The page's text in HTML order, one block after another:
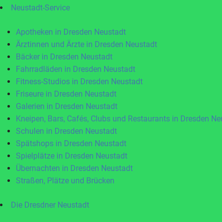
Neustadt-Service
Apotheken in Dresden Neustadt
Ärztinnen und Ärzte in Dresden Neustadt
Bäcker in Dresden Neustadt
Fahrradläden in Dresden Neustadt
Fitness-Studios in Dresden Neustadt
Friseure in Dresden Neustadt
Galerien in Dresden Neustadt
Kneipen, Bars, Cafés, Clubs und Restaurants in Dresden
Schulen in Dresden Neustadt
Spätshops in Dresden Neustadt
Spielplätze in Dresden Neustadt
Übernachten in Dresden Neustadt
Straßen, Plätze und Brücken
Die Dresdner Neustadt